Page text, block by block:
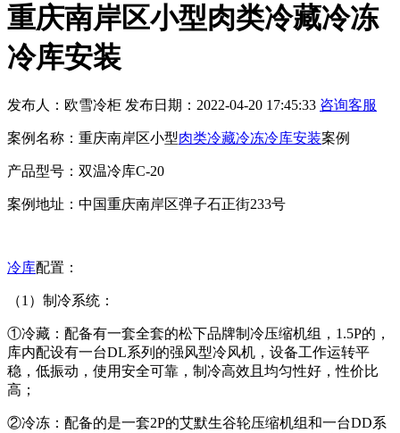
重庆南岸区小型肉类冷藏冷冻
冷库安装
发布人： 欧雪冷柜 发布日期： 2022-04-20 17:45:33 咨询客服
案例名称：重庆南岸区小型肉类冷藏冷冻冷库安装案例
产品型号：双温冷库C-20
案例地址：中国重庆南岸区弹子石正街233号
冷库配置：
（1）制冷系统：
①冷藏：配备有一套全套的松下品牌制冷压缩机组，1.5P的，
库内配设有一台DL系列的强风型冷风机，设备工作运转平
稳，低振动，使用安全可靠，制冷高效且均匀性好，性价比
高；
②冷冻：配备的是一套2P的艾默生谷轮压缩机组和一台DD系